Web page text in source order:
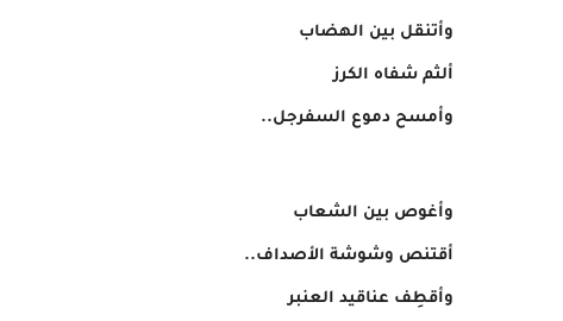
وأتنقل بين الهضاب
ألثم شفاه الكرز
وأمسح دموع السفرجل..
وأغوص بين الشعاب
أقتنص وشوشة الأصداف..
وأقطِف عناقيد العنبر